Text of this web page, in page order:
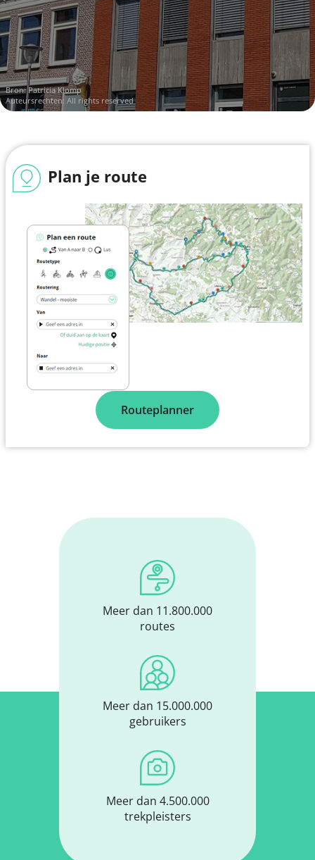
Bron: Patricia Klomp
Auteursrechten: All rights reserved
Plan je route
Routeplanner
Meer dan 11.800.000
routes
Meer dan 15.000.000
gebruikers
Meer dan 4.500.000
trekpleisters